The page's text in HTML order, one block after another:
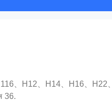
、H12、H14、H16、H22、
36.